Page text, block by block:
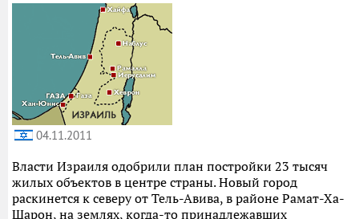
04.11.2011
Власти Израиля одобрили план постройки 23 тысяч
жилых объектов в центре страны. Новый город
раскинется к северу от Тель-Авива, в районе Рамат-Ха-
Шарон, на землях, когда-то принадлежавших